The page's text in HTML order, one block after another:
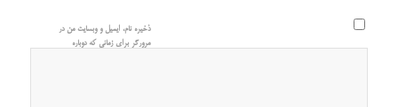
ذخیره نام، ایمیل و وبسایت من در
مرورگر برای زمانی که دوباره